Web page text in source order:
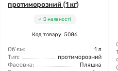
протиморозний (1 кг)
В наявності
Код товару: 5086
Об'єм:
1 л
Тип:
протиморозний
Фасовка:
Пляшка